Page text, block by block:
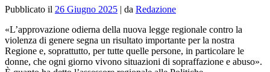
Pubblicato il 26 Giugno 2025 | da Redazione
«L’approvazione odierna della nuova legge regionale contro la
violenza di genere segna un risultato importante per la nostra
Regione e, soprattutto, per tutte quelle persone, in particolare le
donne, che ogni giorno vivono situazioni di sopraffazione e abuso».